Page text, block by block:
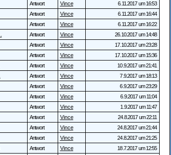
Antwort Vince
6.11.2017 um 16:53
Antwort Vince
6.11.2017 um 16:44
Antwort Vince
6.11.2017 um 16:22
Antwort Vince
26.10.2017 um 14:48
Antwort Vince
17.10.2017 um 23:28
Antwort Vince
17.10.2017 um 15:36
Antwort Vince
10.9.2017 um 21:41
Antwort Vince
7.9.2017 um 18:13
Antwort Vince
6.9.2017 um 23:29
Antwort Vince
6.9.2017 um 11:04
Antwort Vince
1.9.2017 um 11:47
Antwort Vince
24.8.2017 um 22:11
Antwort Vince
24.8.2017 um 21:44
Antwort Vince
24.8.2017 um 21:25
Antwort Vince
18.7.2017 um 12:55